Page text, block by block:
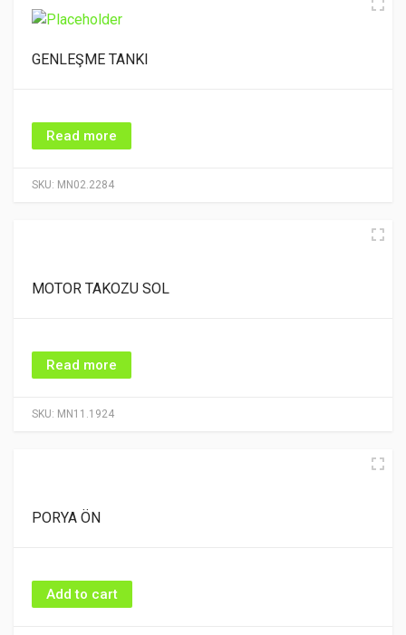
SKU: MN02.2284
GENLEŞME TANKI
Read more
SKU: MN11.1924
MOTOR TAKOZU SOL
Read more
PORYA ÖN
Add to cart